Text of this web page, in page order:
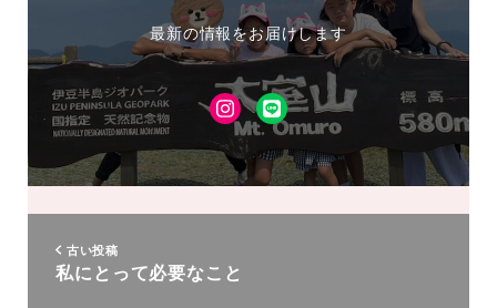
最新の情報をお届けします
Instagram
LINE
友
達
追
古い投稿
私にとって必要なこと